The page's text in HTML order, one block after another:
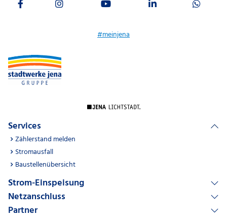
#meinjena
Services
Zählerstand melden
Stromausfall
Baustellenübersicht
Strom-Einspeisung
Netzanschluss
Partner